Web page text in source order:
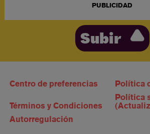
PUBLICIDAD
Subir
Centro de preferencias Política
Términos y Condiciones
Política
Autorregulación